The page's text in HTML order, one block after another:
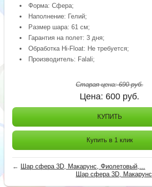
Форма: Сфера;
Наполнение: Гелий;
Размер шара: 61 см;
Гарантия на полет: 3 дня;
Обработка Hi-Float: Не требуется;
Производитель: Falali;
Старая цена:690руб.
Цена: 600 руб.
КУПИТЬ
Купить в 1 клик
← Шар сфера 3D, Макарунс, Фиолетовый,...
Шар сфера 3D,